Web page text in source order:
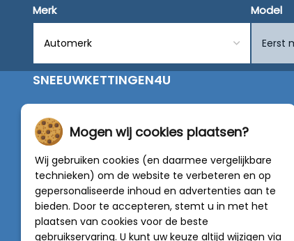
Merk Model
SNEEUWKETTINGEN4U
van alleen de beste merken zoals Pewag, König,
Weissenfels, Maggi en RÜD.
Vragen of graag persoonlijk advies? Neem
met onze experts :0318 - 250030
4.5 van 5
van788 beoordelingen
Mogen wij cookies plaatsen?
Wij gebruiken cookies (en daarmee vergelijkbare
technieken) om de website te verbeteren en op
gepersonaliseerde inhoud en advertenties aan te
bieden. Door te accepteren, stemt u in met het
plaatsen van cookies voor de beste
gebruikservaring. U kunt uw keuze altijd wijzigen via